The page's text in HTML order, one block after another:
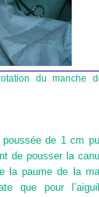
du manche
poussée de 1 cm
de pousser la
la paume de la
que pour